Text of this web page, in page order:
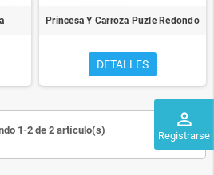
perm_identity
Registrarse
Princesa Y Carroza Puzle Redondo
DETALLES
1-2 de 2 artículo(s)